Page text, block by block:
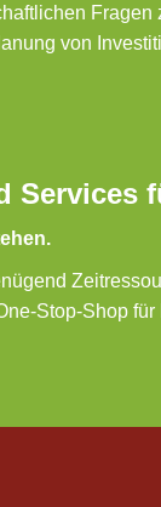
Fragen
von
Services
Stop-Shop